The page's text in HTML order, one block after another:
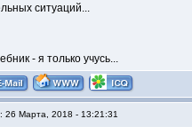
ситуаций...
- я только учусь...
26 Марта, 2018 - 13:21:31